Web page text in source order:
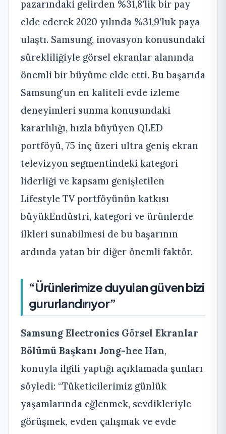
pazarındaki gelirden %31,8’lik bir pay
elde ederek 2020 yılında %31,9’luk paya
ulaştı. Samsung, inovasyon konusundaki
sürekliliğiyle görsel ekranlar alanında
önemli bir büyüme elde etti. Bu başarıda
Samsung’un en kaliteli evde izleme
deneyimleri sunma konusundaki
kararlılığı, hızla büyüyen QLED
portföyü, 75 inç üzeri ultra geniş ekran
televizyon segmentindeki kategori
liderliği ve kapsamı genişletilen
Lifestyle TV portföyünün katkısı
büyükEndüstri, kategori ve ürünlerde
ilkleri sunabilmesi de bu başarının
ardında yatan bir diğer önemli faktör.
“Ürünlerimize duyulan güven bizi
gururlandırıyor”
Samsung Electronics Görsel Ekranlar
Bölümü Başkanı Jong-hee Han,
konuyla ilgili yaptığı açıklamada şunları
söyledi: “Tüketicilerimiz günlük
yaşamlarında eğlenmek, sevdikleriyle
görüşmek, evden çalışmak ve evde